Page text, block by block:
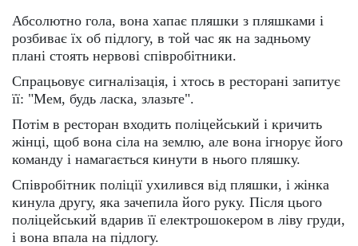
Абсолютно гола, вона хапає пляшки з пляшками і
розбиває їх об підлогу, в той час як на задньому
плані стоять нервові співробітники.
Спрацьовує сигналізація, і хтось в ресторані запитує
її: "Мем, будь ласка, злазьте".
Потім в ресторан входить поліцейський і кричить
жінці, щоб вона сіла на землю, але вона ігнорує його
команду і намагається кинути в нього пляшку.
Співробітник поліції ухилився від пляшки, і жінка
кинула другу, яка зачепила його руку. Після цього
поліцейський вдарив її електрошокером в ліву груди,
і вона впала на підлогу.